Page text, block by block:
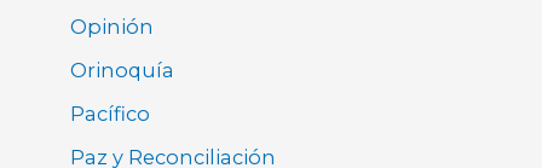
Opinión
Orinoquía
Pacífico
Paz y Reconciliación